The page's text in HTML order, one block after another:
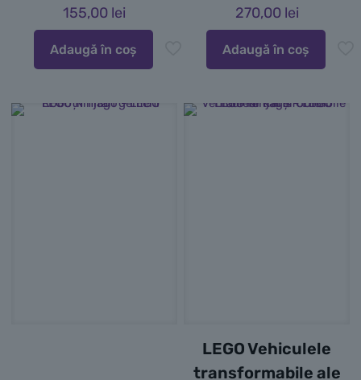
155,00 lei
Adaugă în coș
270,00 lei
Adaugă în coș
LEGO Vehiculele
transformabile ale